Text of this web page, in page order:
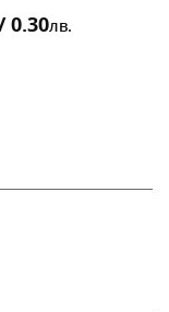
0.30лв.